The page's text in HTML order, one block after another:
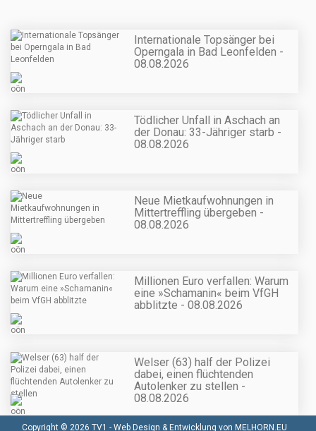
Internationale Topsänger bei
Operngala in Bad Leonfelden -
08.08.2026
Tödlicher Unfall in Aschach an
der Donau: 33-Jähriger starb -
08.08.2026
Neue Mietkaufwohnungen in
Mittertreffling übergeben -
08.08.2026
Millionen Euro verfallen: Warum
eine »Schamanin« beim VfGH
abblitzte - 08.08.2026
Welser (63) half der Polizei
dabei, einen flüchtenden
Autolenker zu stellen -
08.08.2026
Copyright © 2026 TV1 - Web Design & Entwicklung von MELHORN.EU